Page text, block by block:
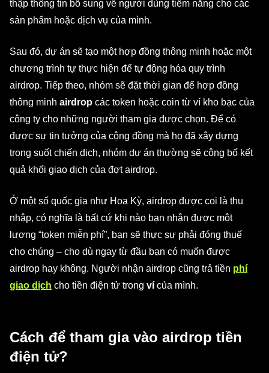
thập thông tin bổ sung về người dùng tiềm năng cho các
sản phẩm hoặc dịch vụ của mình.
Sau đó, dự án sẽ tạo một hợp đồng thông minh hoặc một
chương trình tự thực hiện để tự động hóa quy trình
airdrop. Tiếp theo, nhóm sẽ đặt thời gian để hợp đồng
thông minh airdrop các token hoặc coin từ ví kho bạc của
công ty cho những người tham gia được chọn. Để có
được sự tin tưởng của cộng đồng mà họ đã xây dựng
trong suốt chiến dịch, nhóm dự án thường sẽ công bố kết
quả khối giao dịch của đợt airdrop.
Ở một số quốc gia như Hoa Kỳ, airdrop được coi là thu
nhập, có nghĩa là bất cứ khi nào bạn nhận được một
lượng “token miễn phí”, bạn sẽ thực sự phải đóng thuế
cho chúng – cho dù ngay từ đầu bạn có muốn được
airdrop hay không. Người nhận airdrop cũng trả tiền phí
giao dịch cho tiền điện tử trong ví của mình.
Cách để tham gia vào airdrop tiền
điện tử?